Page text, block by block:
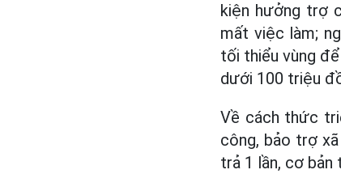
kiện hưởng trợ
mất việc làm;
tối thiểu vùng
dưới 100 triệu
Về cách thức
công, bảo trợ
trả 1 lần, cơ bản